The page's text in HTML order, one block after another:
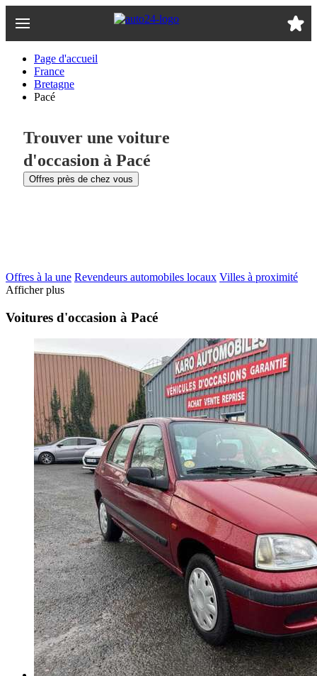
au
Page d'accueil
France
Bretagne
Pacé
Trouver une voiture
d'occasion à Pacé
Offres près de chez vous
Offres à la une Revendeurs automobiles locaux Villes à proximité
Afficher plus
Voitures d'occasion à Pacé